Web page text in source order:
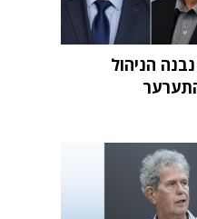
הניהול